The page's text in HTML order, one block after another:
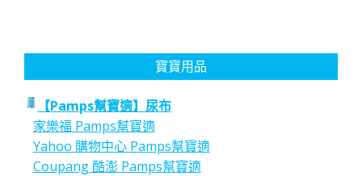
寶寶用品
【Pamps幫寶適】尿布
家樂福 Pamps幫寶適
Yahoo 購物中心 Pamps幫寶適
Coupang 酷澎 Pamps幫寶適